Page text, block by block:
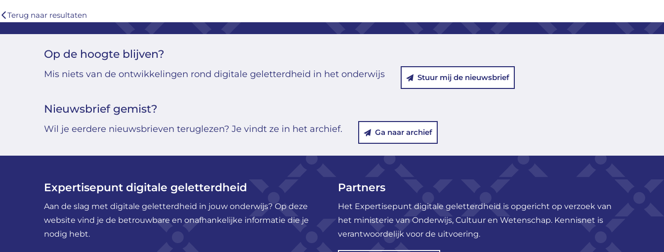
Terug naar resultaten
Op de hoogte blijven?
Mis niets van de ontwikkelingen rond digitale geletterdheid in het onderwijs Stuur mij de nieuwsbrief
Nieuwsbrief gemist?
Wil je eerdere nieuwsbrieven teruglezen? Je vindt ze in het archief. Ga naar archief
Expertisepunt digitale geletterdheid
Aan de slag met digitale geletterdheid in jouw onderwijs? Op deze
website vind je de betrouwbare en onafhankelijke informatie die je
nodig hebt.
Partners
Het Expertisepunt digitale geletterdheid is opgericht op verzoek van
het ministerie van Onderwijs, Cultuur en Wetenschap. Kennisnet is
verantwoordelijk voor de uitvoering.